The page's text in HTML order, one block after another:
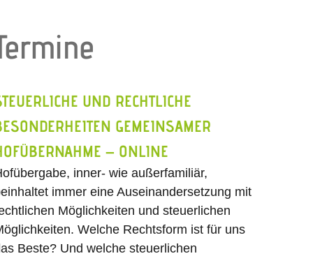
UND RECHTLICHE
GEMEINSAMER
– ONLINE
inner- wie außerfamiliär,
immer eine Auseinandersetzung mit
Möglichkeiten und steuerlichen
Welche Rechtsform ist für uns
Beste? Und welche steuerlichen